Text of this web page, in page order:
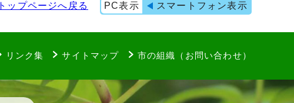
トップページへ戻る PC表示 スマートフォン表示
リンク集 サイトマップ 市の組織（お問い合わせ）